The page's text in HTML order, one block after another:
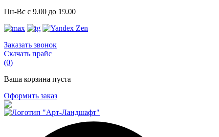
Пн-Вс с 9.00 до 19.00
Заказать звонок
Скачать прайс
(0)
Ваша корзина пуста
Оформить заказ